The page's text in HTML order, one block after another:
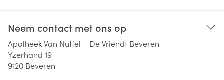
Neem contact met ons op
Apotheek Van Nuffel – De Vriendt Beveren
Yzerhand 19
9120 Beveren